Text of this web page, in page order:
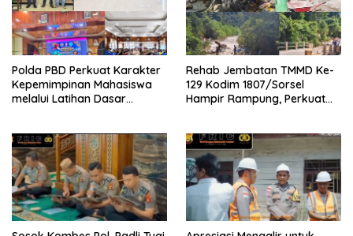
Polda PBD Perkuat Karakter
Kepemimpinan Mahasiswa
melalui Latihan Dasar
Rehab Jembatan TMMD Ke-
129 Kodim 1807/Sorsel
Hampir Rampung, Perkuat
Sesor